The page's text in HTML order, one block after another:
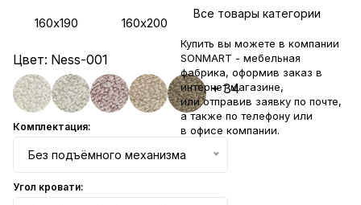
160х190 160х200
Цвет: Ness-001
+ 34
Комплектация:
Без подъёмного механизма
Угол кровати:
Все товары категории
Купить вы можете в компании
SONMART - мебельная
фабрика, оформив заказ в
интернет магазине,
или отправив заявку по почте,
а также по телефону или
в офисе компании.